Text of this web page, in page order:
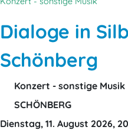
Dialoge in
Schönberg
Konzert - sonstige Musik
SCHÖNBERG
Dienstag, 11. August 2026,